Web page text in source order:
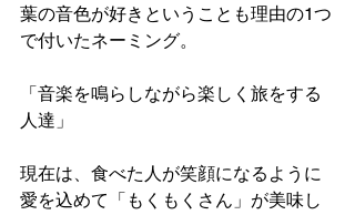
葉の音色が好きということも理由の1つ
で付いたネーミング。
「音楽を鳴らしながら楽しく旅をする
人達」
現在は、食べた人が笑顔になるように
愛を込めて「もくもくさん」が美味し